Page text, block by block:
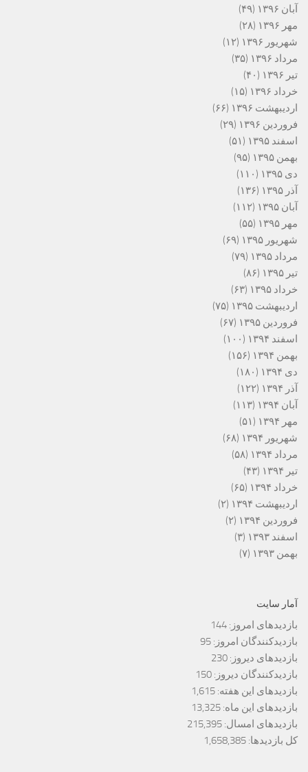
آبان ۱۳۹۶
(۴۹)
مهر ۱۳۹۶
(۲۸)
شهریور ۱۳۹۶
(۱۲)
مرداد ۱۳۹۶
(۳۵)
تیر ۱۳۹۶
(۴۰)
خرداد ۱۳۹۶
(۱۵)
اردیبهشت ۱۳۹۶
(۶۶)
فروردین ۱۳۹۶
(۲۹)
اسفند ۱۳۹۵
(۵۱)
بهمن ۱۳۹۵
(۹۵)
دی ۱۳۹۵
(۱۱۰)
آذر ۱۳۹۵
(۱۳۶)
آبان ۱۳۹۵
(۱۱۲)
مهر ۱۳۹۵
(۵۵)
شهریور ۱۳۹۵
(۶۹)
مرداد ۱۳۹۵
(۷۹)
تیر ۱۳۹۵
(۸۶)
خرداد ۱۳۹۵
(۶۳)
اردیبهشت ۱۳۹۵
(۷۵)
فروردین ۱۳۹۵
(۶۷)
اسفند ۱۳۹۴
(۱۰۰)
بهمن ۱۳۹۴
(۱۵۶)
دی ۱۳۹۴
(۱۸۰)
آذر ۱۳۹۴
(۱۲۲)
آبان ۱۳۹۴
(۱۱۳)
مهر ۱۳۹۴
(۵۱)
شهریور ۱۳۹۴
(۶۸)
مرداد ۱۳۹۴
(۵۸)
تیر ۱۳۹۴
(۴۳)
خرداد ۱۳۹۴
(۶۵)
اردیبهشت ۱۳۹۴
(۲)
فروردین ۱۳۹۴
(۲)
اسفند ۱۳۹۳
(۳)
بهمن ۱۳۹۳
(۷)
آمار سایت
بازدیدهای امروز: 144
بازدیدکنندگان امروز: 95
بازدیدهای دیروز: 230
بازدیدکنندگان دیروز: 150
بازدیدهای این هفته: 1,615
بازدیدهای این ماه: 13,325
بازدیدهای امسال: 215,395
کل بازدیدها: 1,658,385